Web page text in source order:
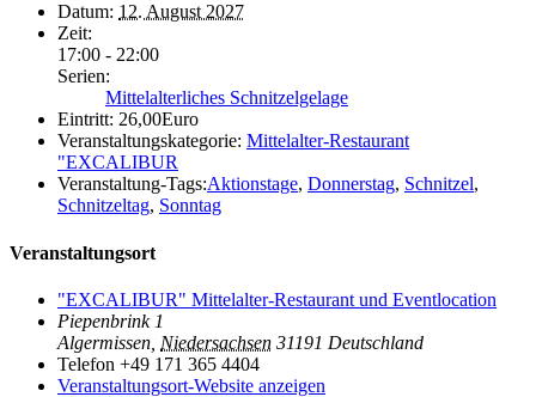
Datum: 12. August 2027
Zeit:
17:00 - 22:00
Serien:
Mittelalterliches Schnitzelgelage
Eintritt: 26,00Euro
Veranstaltungskategorie: Mittelalter-Restaurant
"EXCALIBUR
Veranstaltung-Tags:Aktionstage, Donnerstag, Schnitzel,
Schnitzeltag, Sonntag
Veranstaltungsort
"EXCALIBUR" Mittelalter-Restaurant und Eventlocation
Piepenbrink 1
Algermissen Niedersachsen 31191 Deutschland
Telefon +49 171 365 4404
Veranstaltungsort-Website anzeigen